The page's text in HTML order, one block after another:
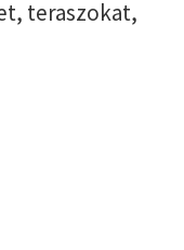
teraszokat,